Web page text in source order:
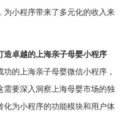
为小程序带来了多元化的收入来
造卓越的上海亲子母婴小程序
功的上海亲子母婴微信小程序，
需要深入洞察上海母婴市场的独
化为小程序的功能模块和用户体